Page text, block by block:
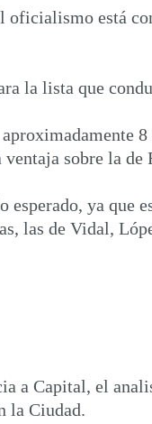
está
la lista que
sobre la de
esperado, ya que
las de Vidal,
a Capital, el
la Ciudad.